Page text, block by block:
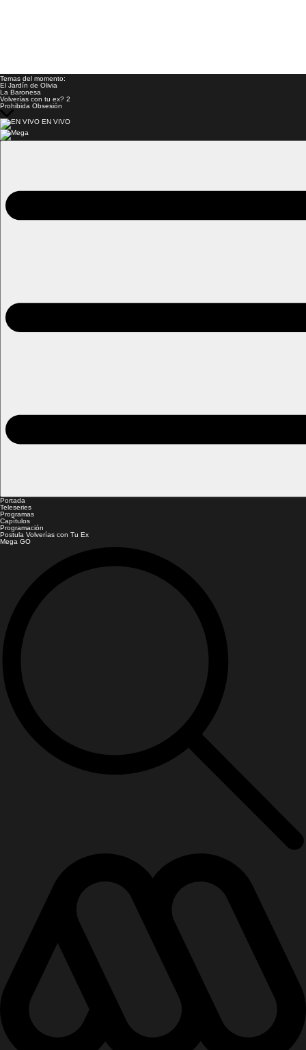
Temas del momento:
El Jardín de Olivia
La Baronesa
Volverías con tu ex? 2
Prohibida Obsesión
EN VIVO
Portada
Teleseries
Programas
Capítulos
Programación
Postula Volverías con Tu Ex
Mega GO